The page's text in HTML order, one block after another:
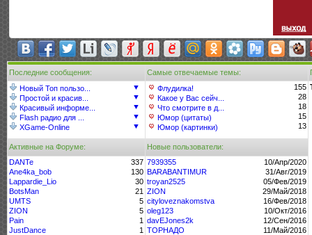
Последние сообщения: Самые отвечаемые темы:
Новый Топ пользо...
▼
Простой и красив...
▼
Красивый информе...
▼
Flash радио для ...
▼
XGame-Online
▼
Флудилка!
155
Какое у Вас сейч...
28
Что смотрите в д...
18
Юмор (цитаты)
15
Юмор (картинки)
13
Активные на Форуме:
Новые пользователи:
DANTe
337
Ane4ka_bob
130
Lappardie_Lio
30
BotsMan
21
UMTS
5
ZION
5
Pain
1
JustDance
1
7939355
10/Апр/2020
BARABANTIMUR
31/Авг/2019
troyan2525
05/Фев/2019
ZION
29/Май/2018
cityloveznakomstva
16/Фев/2018
oleg123
10/Окт/2016
davEJones2k
12/Сен/2016
ТОРНАДО
11/Май/2016